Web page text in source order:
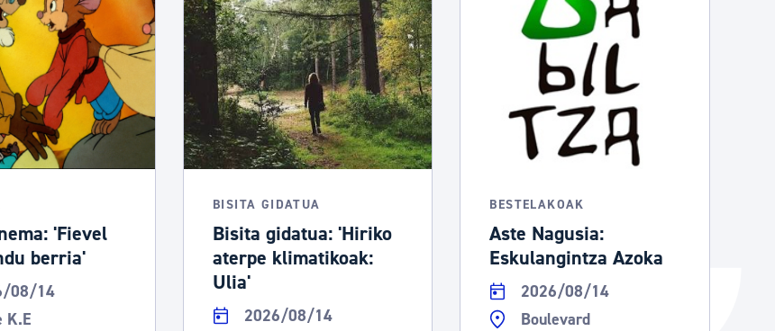
Udal administrazioa
Iragarki ofizialen taula
Egutegi fiskala
Gardentasun ataria
Izapideen katalogoa
Tramitaziorako laguntza
'Fievel
berria'
08/14
K.E
BISITA GIDATUA
Bisita gidatua: 'Hiriko
aterpe klimatikoak:
Ulia'
2026/08/14
BESTELAKOAK
Aste Nagusia:
Eskulangintza Azoka
2026/08/14
Boulevard